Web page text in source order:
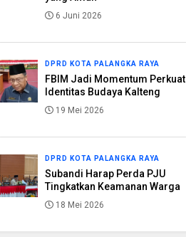
6 Juni 2026
DPRD KOTA PALANGKA RAYA
FBIM Jadi Momentum Perkuat
Identitas Budaya Kalteng
19 Mei 2026
DPRD KOTA PALANGKA RAYA
Subandi Harap Perda PJU
Tingkatkan Keamanan Warga
18 Mei 2026